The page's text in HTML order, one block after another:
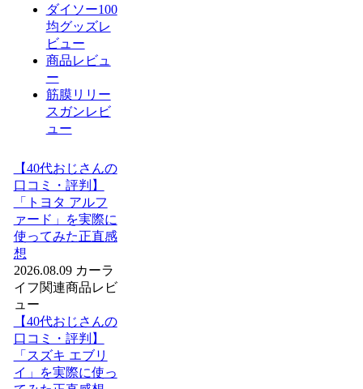
ダイソー100
均グッズレ
ビュー
商品レビュ
ー
筋膜リリー
スガンレビ
ュー
【40代おじさんの
口コミ・評判】
「トヨタ アルフ
ァード」を実際に
使ってみた正直感
想
2026.08.09 カーラ
イフ関連商品レビ
ュー
【40代おじさんの
口コミ・評判】
「スズキ エブリ
イ」を実際に使っ